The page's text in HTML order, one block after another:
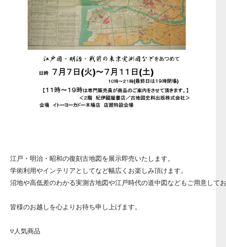
江戸・明治・昭和の復刻古地図を展示即売いたします。
学術利用やインテリアとしてなど幅広くお楽しみ頂けます。
沼地や高低差のわかる実測古地図や江戸時代の道中図などもご用意して
皆様のお越しを心よりお待ち申し上げます。
▽人気商品